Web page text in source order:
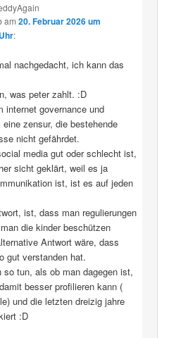
am20. Februar 2026 um
:
nachgedacht, ich kann das
was peter zahlt. :D
internet governance und
zensur, die bestehende
nicht gefährdet.
media gut oder schlecht ist,
sicht geklärt, weil es ja
ist, ist es auf jeden
ist, dass man regulierungen
die kinder beschützen
Antwort wäre, dass
gut verstanden hat.
so tun, als ob man dagegen ist,
besser profilieren kann (
und die letzten dreizig jahre
:D